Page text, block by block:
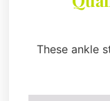
These ankle